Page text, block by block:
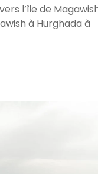
l’île de
à Hurghada à